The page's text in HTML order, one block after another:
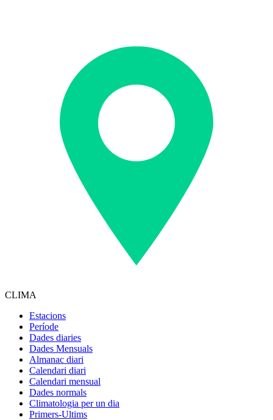
CLIMA
Estacions
Període
Dades diaries
Dades Mensuals
Almanac diari
Calendari diari
Calendari mensual
Dades normals
Climatologia per un dia
Primers-Ultims